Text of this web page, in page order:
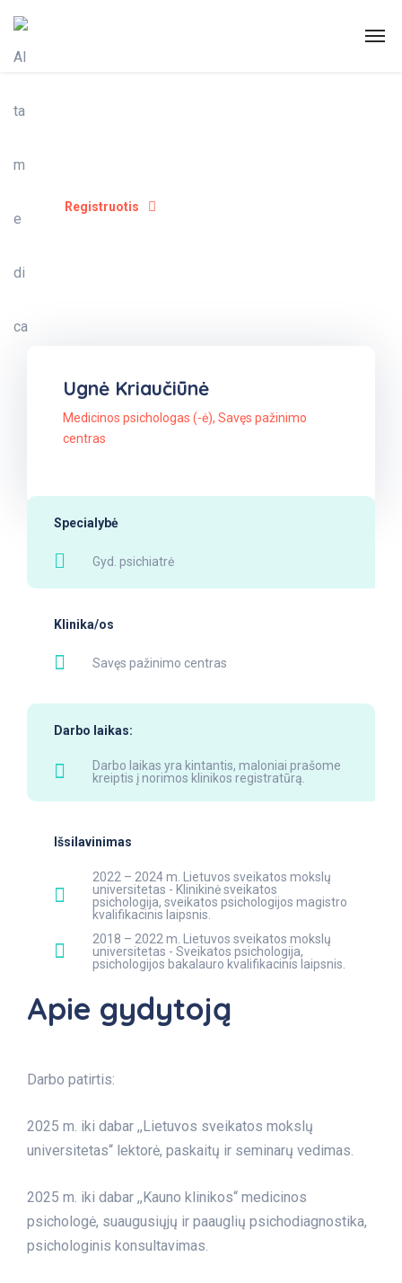
Registruotis
Ugnė Kriaučiūnė
Medicinos psichologas (-ė), Savęs pažinimo
centras
Specialybė
Gyd. psichiatrė
Klinika/os
Savęs pažinimo centras
Darbo laikas:
Darbo laikas yra kintantis, maloniai prašome
kreiptis į norimos klinikos registratūrą.
Išsilavinimas
2022 – 2024 m. Lietuvos sveikatos mokslų
universitetas - Klinikinė sveikatos
psichologija, sveikatos psichologijos magistro
kvalifikacinis laipsnis.
2018 – 2022 m. Lietuvos sveikatos mokslų
universitetas - Sveikatos psichologija,
psichologijos bakalauro kvalifikacinis laipsnis.
Apie gydytoją
Darbo patirtis:
2025 m. iki dabar ,,Lietuvos sveikatos mokslų
universitetas“ lektorė, paskaitų ir seminarų vedimas.
2025 m. iki dabar ,,Kauno klinikos“ medicinos
psichologė, suaugusiųjų ir paauglių psichodiagnostika,
psichologinis konsultavimas.